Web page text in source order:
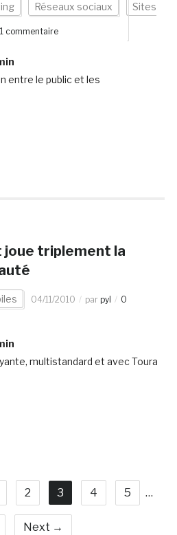
Réseaux sociaux Sites
1 commentaire
entre le public et les
joue triplement la
04/11/2010 par pyl
0
multistandard et avec Toura
2 3 4 5 …
Next →